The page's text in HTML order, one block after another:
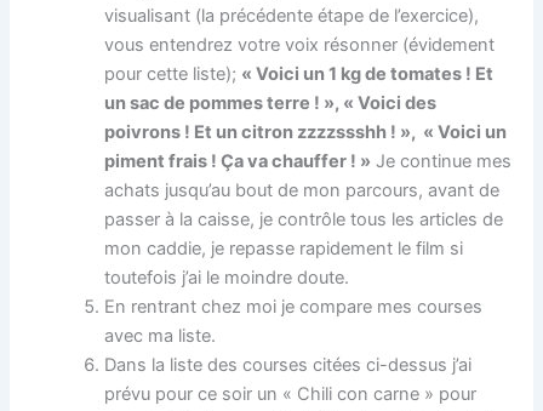
visualisant (la précédente étape de l’exercice),
vous entendrez votre voix résonner (évidement
pour cette liste); « Voici un 1 kg de tomates ! Et
un sac de pommes terre ! », « Voici des
poivrons ! Et un citron zzzzssshh ! », « Voici un
piment frais ! Ça va chauffer ! » Je continue mes
achats jusqu’au bout de mon parcours, avant de
passer à la caisse, je contrôle tous les articles de
mon caddie, je repasse rapidement le film si
toutefois j’ai le moindre doute.
En rentrant chez moi je compare mes courses
avec ma liste.
Dans la liste des courses citées ci-dessus j’ai
prévu pour ce soir un « Chili con carne » pour